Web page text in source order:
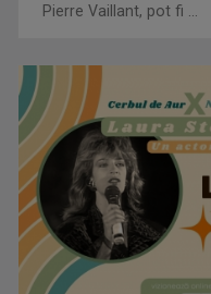
la TVR 1
Pierre Vaillant, pot fi ...